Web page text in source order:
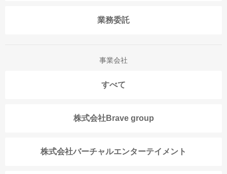
業務委託
事業会社
すべて
株式会社Brave group
株式会社バーチャルエンターテイメント